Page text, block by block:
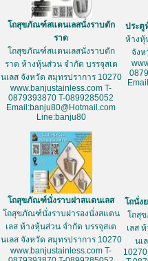
โถสุขภัณฑ์สแตนเลสนั่งราบตัก
ราด
โถสุขภัณฑ์สแตนเลสนั่งราบตัก
ราด ห้างหุ้นส่วน จำกัด บรรจุสเต
นเลส จังหวัด สมุทรปราการ 10270
www.banjustainless.com T-
0879393870 T-0899285052
Email:banju80@Hotmail.com
Line:banju80
ประตู
ห้างหุ้
จังห
โถสุขภัณฑ์นั่งราบฝาสแตนเลส
โถสุขภัณฑ์นั่งราบฝารองนั่งสแตน
เลส ห้างหุ้นส่วน จำกัด บรรจุสเต
นเลส จังหวัด สมุทรปราการ 10270
www.banjustainless.com T-
โถนั่ง
โถสุ
เลส
นเ